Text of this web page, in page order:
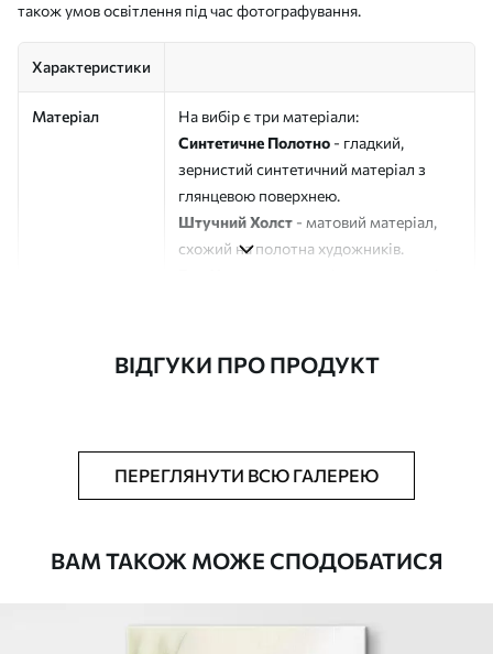
також умов освітлення під час фотографування.
Характеристики
Матеріал
На вибір є три матеріали:
Синтетичне Полотно - гладкий,
зернистий синтетичний матеріал з
глянцевою поверхнею.
Штучний Холст - матовий матеріал,
схожий на полотна художників.
Додатково Можна додати лакове покриття.
ВІДГУКИ ПРО ПРОДУКТ
ПЕРЕГЛЯНУТИ ВСЮ ГАЛЕРЕЮ
ВАМ ТАКОЖ МОЖЕ СПОДОБАТИСЯ